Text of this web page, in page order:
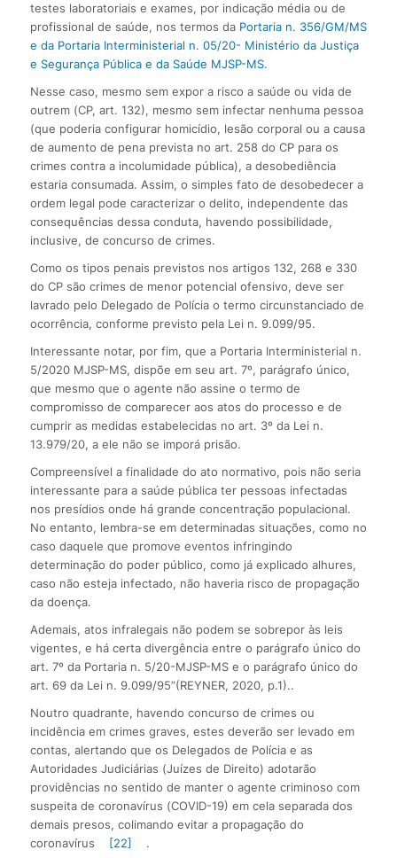
testes laboratoriais e exames, por indicação média ou de
profissional de saúde, nos termos da Portaria n. 356/GM/MS
e da Portaria Interministerial n. 05/20- Ministério da Justiça
e Segurança Pública e da Saúde MJSP-MS.
Nesse caso, mesmo sem expor a risco a saúde ou vida de
outrem (CP, art. 132), mesmo sem infectar nenhuma pessoa
(que poderia configurar homicídio, lesão corporal ou a causa
de aumento de pena prevista no art. 258 do CP para os
crimes contra a incolumidade pública), a desobediência
estaria consumada. Assim, o simples fato de desobedecer a
ordem legal pode caracterizar o delito, independente das
consequências dessa conduta, havendo possibilidade,
inclusive, de concurso de crimes.
Como os tipos penais previstos nos artigos 132, 268 e 330
do CP são crimes de menor potencial ofensivo, deve ser
lavrado pelo Delegado de Polícia o termo circunstanciado de
ocorrência, conforme previsto pela Lei n. 9.099/95.
Interessante notar, por fim, que a Portaria Interministerial n.
5/2020 MJSP-MS, dispõe em seu art. 7º, parágrafo único,
que mesmo que o agente não assine o termo de
compromisso de comparecer aos atos do processo e de
cumprir as medidas estabelecidas no art. 3º da Lei n.
13.979/20, a ele não se imporá prisão.
Compreensível a finalidade do ato normativo, pois não seria
interessante para a saúde pública ter pessoas infectadas
nos presídios onde há grande concentração populacional.
No entanto, lembra-se em determinadas situações, como no
caso daquele que promove eventos infringindo
determinação do poder público, como já explicado alhures,
caso não esteja infectado, não haveria risco de propagação
da doença.
Ademais, atos infralegais não podem se sobrepor às leis
vigentes, e há certa divergência entre o parágrafo único do
art. 7º da Portaria n. 5/20-MJSP-MS e o parágrafo único do
art. 69 da Lei n. 9.099/95”(REYNER, 2020, p.1)..
Noutro quadrante, havendo concurso de crimes ou
incidência em crimes graves, estes deverão ser levado em
contas, alertando que os Delegados de Polícia e as
Autoridades Judiciárias (Juízes de Direito) adotarão
providências no sentido de manter o agente criminoso com
suspeita de coronavírus (COVID-19) em cela separada dos
demais presos, colimando evitar a propagação do
coronavírus
[22] .